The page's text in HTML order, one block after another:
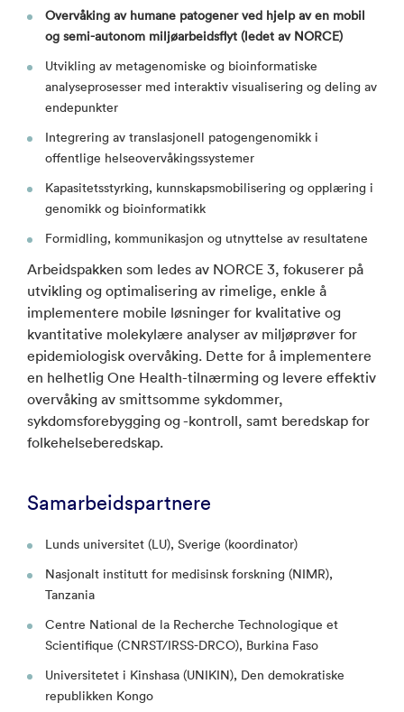
Overvåking av humane patogener ved hjelp av en mobil
og semi-autonom miljøarbeidsflyt (ledet av NORCE)
Utvikling av metagenomiske og bioinformatiske
analyseprosesser med interaktiv visualisering og deling av
endepunkter
Integrering av translasjonell patogengenomikk i
offentlige helseovervåkingssystemer
Kapasitetsstyrking, kunnskapsmobilisering og opplæring i
genomikk og bioinformatikk
Formidling, kommunikasjon og utnyttelse av resultatene
Arbeidspakken som ledes av NORCE 3, fokuserer på
utvikling og optimalisering av rimelige, enkle å
implementere mobile løsninger for kvalitative og
kvantitative molekylære analyser av miljøprøver for
epidemiologisk overvåking. Dette for å implementere
en helhetlig One Health-tilnærming og levere effektiv
overvåking av smittsomme sykdommer,
sykdomsforebygging og -kontroll, samt beredskap for
folkehelseberedskap.
Samarbeidspartnere
Lunds universitet (LU), Sverige (koordinator)
Nasjonalt institutt for medisinsk forskning (NIMR),
Tanzania
Centre National de la Recherche Technologique et
Scientifique (CNRST/IRSS-DRCO), Burkina Faso
Universitetet i Kinshasa (UNIKIN), Den demokratiske
republikken Kongo